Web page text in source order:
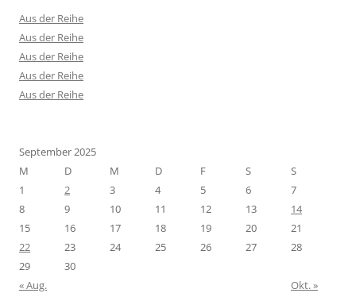
Aus der Reihe
Aus der Reihe
Aus der Reihe
Aus der Reihe
Aus der Reihe
September 2025
M
D M D F S
S
1
2 3 4 5 6
7
8
9 10 11 12 13
14
15
16 17 18 19 20
21
22
23 24 25 26 27
28
29
30
« Aug.
Okt. »